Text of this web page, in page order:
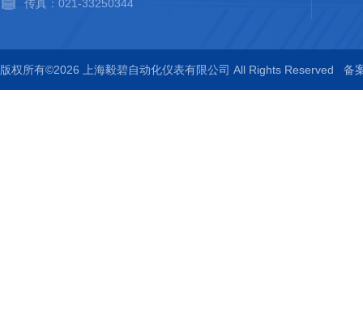
传真：021-33250344
版权所有©2026 上海毅碧自动化仪表有限公司 All Rights Reserved 备